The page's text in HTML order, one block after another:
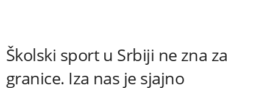
Školski sport u Srbiji ne zna za
granice. Iza nas je sjajno